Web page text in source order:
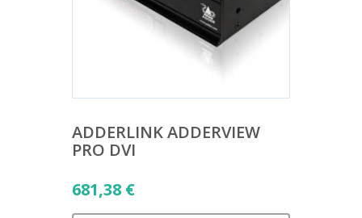
ADDERLINK ADDERVIEW
PRO DVI
681,38 €